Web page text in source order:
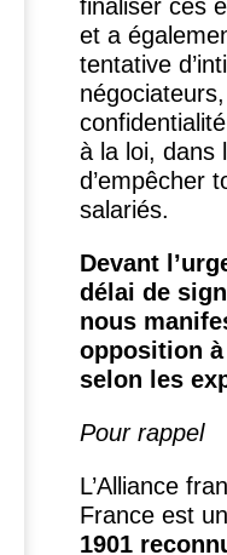
finaliser ces
et a
tentative
à la loi, dans
d’empêcher
salariés.
Devant
délai de
nous
opposition
selon les
Pour rappel
L’Alliance
France est
1901